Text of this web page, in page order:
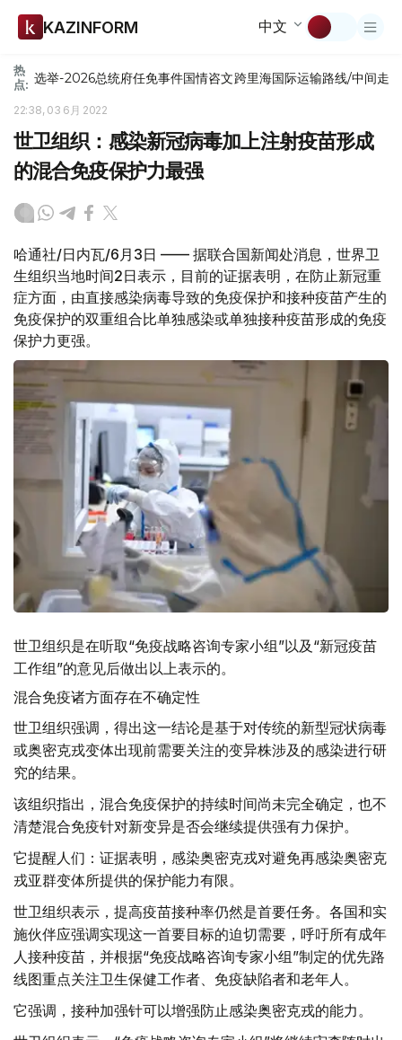
KAZINFORM 中文
热
点: 选举-2026总统府任免事件国情咨文跨里海国际运输路线/中间走廊
22:38, 03 6月 2022
世卫组织：感染新冠病毒加上注射疫苗形成
的混合免疫保护力最强
哈通社/日内瓦/6月3日 —— 据联合国新闻处消息，世界卫
生组织当地时间2日表示，目前的证据表明，在防止新冠重
症方面，由直接感染病毒导致的免疫保护和接种疫苗产生的
免疫保护的双重组合比单独感染或单独接种疫苗形成的免疫
保护力更强。
世卫组织是在听取“免疫战略咨询专家小组”以及“新冠疫苗
工作组”的意见后做出以上表示的。
混合免疫诸方面存在不确定性
世卫组织强调，得出这一结论是基于对传统的新型冠状病毒
或奥密克戎变体出现前需要关注的变异株涉及的感染进行研
究的结果。
该组织指出，混合免疫保护的持续时间尚未完全确定，也不
清楚混合免疫针对新变异是否会继续提供强有力保护。
它提醒人们：证据表明，感染奥密克戎对避免再感染奥密克
戎亚群变体所提供的保护能力有限。
世卫组织表示，提高疫苗接种率仍然是首要任务。各国和实
施伙伴应强调实现这一首要目标的迫切需要，呼吁所有成年
人接种疫苗，并根据“免疫战略咨询专家小组”制定的优先路
线图重点关注卫生保健工作者、免疫缺陷者和老年人。
它强调，接种加强针可以增强防止感染奥密克戎的能力。